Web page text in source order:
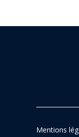
Mentions